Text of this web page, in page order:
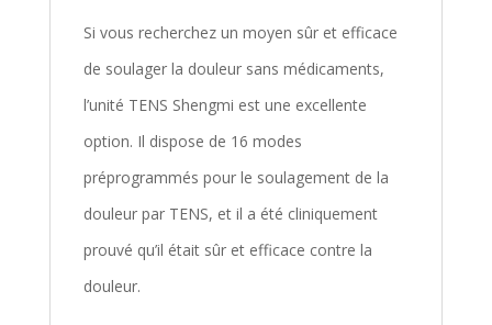
Si vous recherchez un moyen sûr et efficace
de soulager la douleur sans médicaments,
l’unité TENS Shengmi est une excellente
option. Il dispose de 16 modes
préprogrammés pour le soulagement de la
douleur par TENS, et il a été cliniquement
prouvé qu’il était sûr et efficace contre la
douleur.